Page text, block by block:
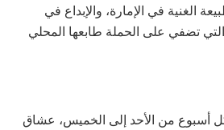
الغنية في الإمارة، والإبداع في
تضفي على الحملة طابعها المحلي
كل أسبوع من الأحد إلى الخميس، عشاق